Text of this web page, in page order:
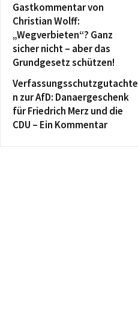
Gastkommentar von
Christian Wolff:
„Wegverbieten“? Ganz
sicher nicht – aber das
Grundgesetz schützen!
Verfassungsschutzgutachte
n zur AfD: Danaergeschenk
für Friedrich Merz und die
CDU – Ein Kommentar